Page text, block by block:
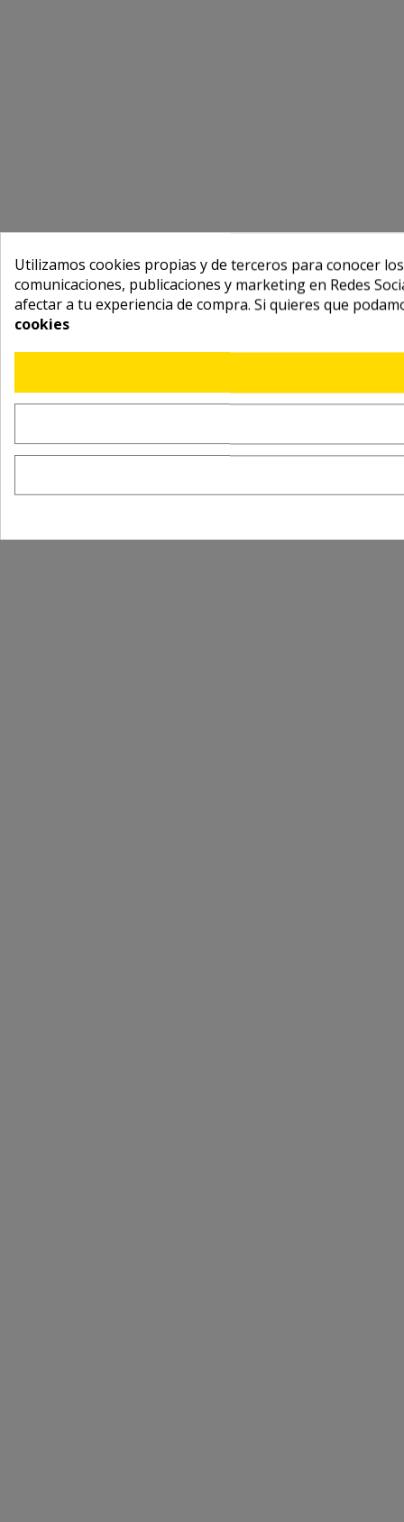
Utilizamos cookies propias y de terceros para conocer
comunicaciones, publicaciones y marketing en Redes
afectar a tu experiencia de compra. Si quieres que
cookies